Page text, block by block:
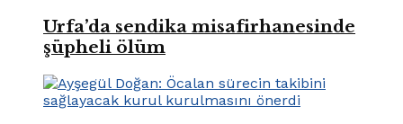
Urfa’da sendika misafirhanesinde
şüpheli ölüm